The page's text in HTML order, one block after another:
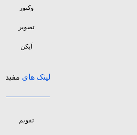
وکتور
تصویر
آیکن
لینک های مفید
تقویم